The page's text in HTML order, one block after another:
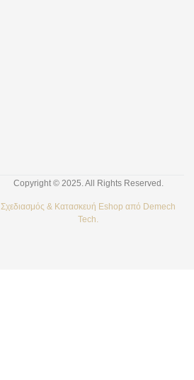
Copyright © 2025. All Rights Reserved.
Σχεδιασμός & Κατασκευή Eshop από Demech
Tech.